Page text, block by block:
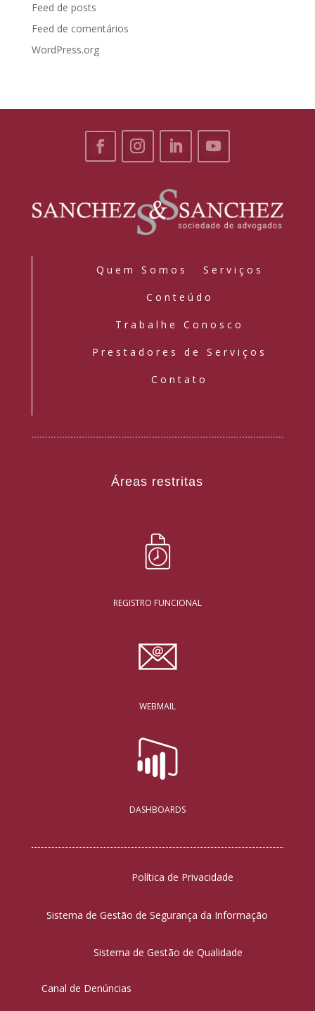
Feed de posts
Feed de comentários
WordPress.org
Quem Somos Serviços
Conteúdo
Trabalhe Conosco
Prestadores de Serviços
Contato
Áreas restritas
REGISTRO FUNCIONAL
WEBMAIL
DASHBOARDS
Política de Privacidade
Sistema de Gestão de Segurança da Informação
Sistema de Gestão de Qualidade
Canal de Denúncias